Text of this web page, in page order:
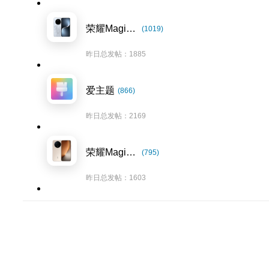
荣耀Magic7系列 (1019)
昨日总发帖：1885
爱主题 (866)
昨日总发帖：2169
荣耀Magic8系列 (795)
昨日总发帖：1603